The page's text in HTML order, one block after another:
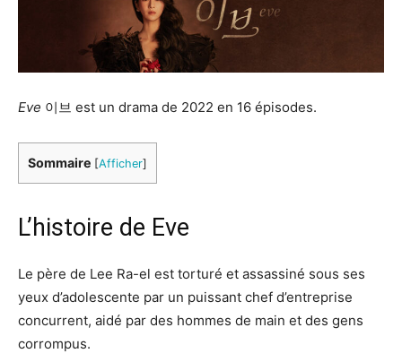
Eve 이브 est un drama de 2022 en 16 épisodes.
Sommaire [Afficher]
L’histoire de Eve
Le père de Lee Ra-el est torturé et assassiné sous ses
yeux d’adolescente par un puissant chef d’entreprise
concurrent, aidé par des hommes de main et des gens
corrompus.